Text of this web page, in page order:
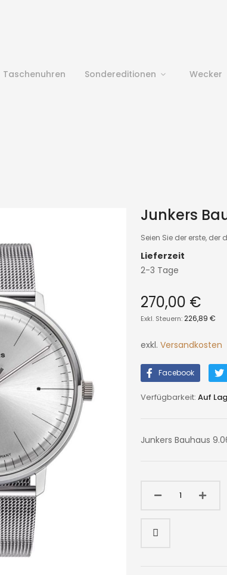
Taschenuhren Sondereditionen Wecker
Junkers
Seien Sie der erste, der
Lieferzeit
2-3 Tage
270,00 €
226,89 €
exkl. Versandkosten
Facebook
Auf
Junkers Bauhaus